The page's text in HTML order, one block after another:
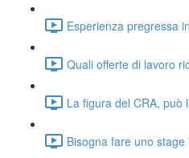
Esperienza pregressa
Quali offerte di lavoro
La figura del CRA, può
Bisogna fare uno